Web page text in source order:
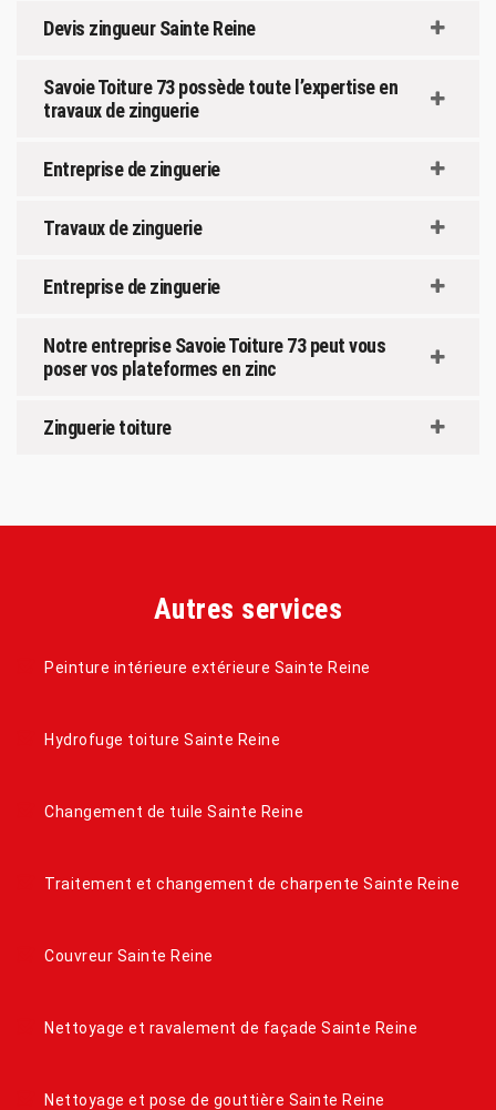
Devis zingueur Sainte Reine
Savoie Toiture 73 possède toute l’expertise en
travaux de zinguerie
Entreprise de zinguerie
Travaux de zinguerie
Entreprise de zinguerie
Notre entreprise Savoie Toiture 73 peut vous
poser vos plateformes en zinc
Zinguerie toiture
Autres services
Peinture intérieure extérieure Sainte Reine
Hydrofuge toiture Sainte Reine
Changement de tuile Sainte Reine
Traitement et changement de charpente Sainte Reine
Couvreur Sainte Reine
Nettoyage et ravalement de façade Sainte Reine
Nettoyage et pose de gouttière Sainte Reine